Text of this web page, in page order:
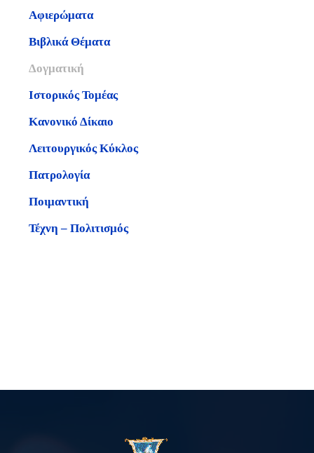
Αφιερώματα
Βιβλικά Θέματα
Δογματική
Ιστορικός Τομέας
Κανονικό Δίκαιο
Λειτουργικός Κύκλος
Πατρολογία
Ποιμαντική
Τέχνη – Πολιτισμός